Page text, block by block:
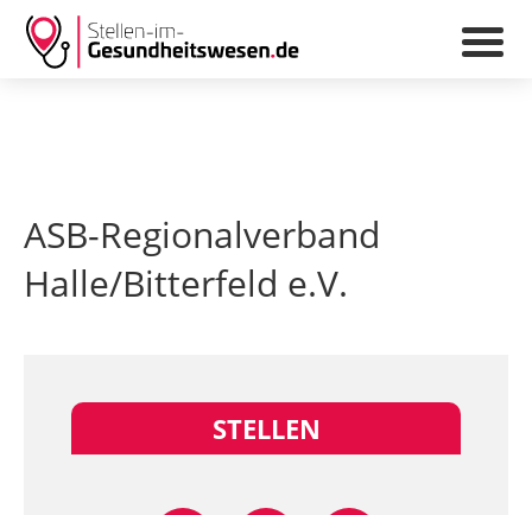
ASB-Regionalverband
Halle/Bitterfeld e.V.
STELLEN